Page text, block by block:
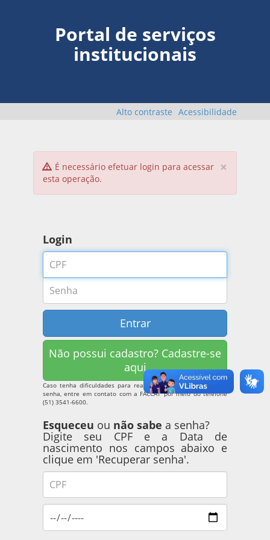
Portal de serviços
institucionais
Acessibilidade
Alto contraste
×
É necessário efetuar login para acessar
esta operação.
Login
Entrar
Não possui cadastro? Cadastre-se
aqui
Caso tenha dificuldades para realizar login ou recuperar sua
senha, entre em contato com a FACCAT por meio do telefone
(51) 3541-6600.
Esqueceu ou não sabe a senha?
Digite seu CPF e a Data de
nascimento nos campos abaixo e
clique em 'Recuperar senha'.